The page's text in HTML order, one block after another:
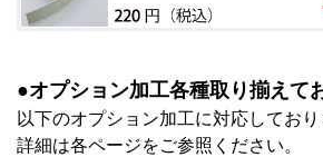
●オプション加工各種取り揃えて
以下のオプション加工に対応しており
詳細は各ページをご参照ください。